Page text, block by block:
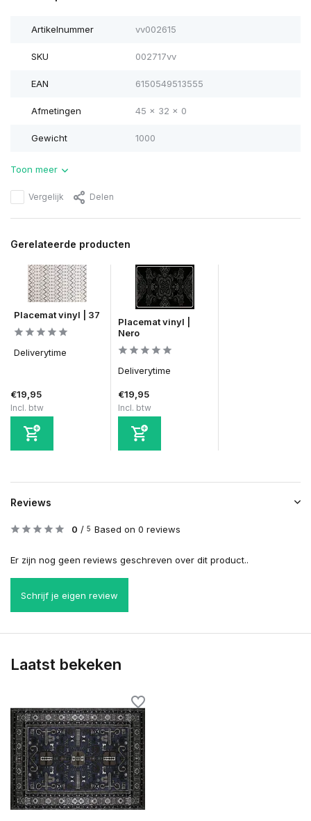
Artikelnummer vv002615
SKU 002717vv
EAN 6150549513555
Afmetingen 45 x 32 x 0
Gewicht 1000
Toon meer
Vergelijk Delen
Gerelateerde producten
Placemat vinyl | 37
Deliverytime
€19,95
Incl. btw
Placemat vinyl |
Nero
Deliverytime
€19,95
Incl. btw
Reviews
0 / 5 Based on 0 reviews
Er zijn nog geen reviews geschreven over dit product..
Schrijf je eigen review
Laatst bekeken